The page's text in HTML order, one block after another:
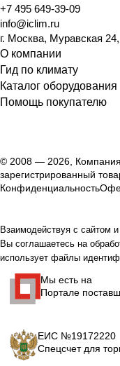
+7 495 649-39-09
info@iclim.ru
г. Москва, Муравская
О компании
Гид по климату
Каталог оборудования
Помощь покупателю
© 2008 — 2026,
зарегистрированный
Конфиденциальность
Взаимодействуя с сайтом
Вы соглашаетесь на
использует файлы
Мы есть на
Портале
ЕИС №19172220
Спецсчет для